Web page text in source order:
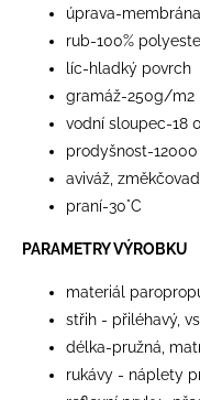
úprava-
rub-100%
líc-hladký povrch
gramáž-250g/m2
vodní sloupec-18
prodyšnost-
aviváž,
praní-30°C
PARAMETRY VÝROBKU
materiál
střih - přiléhavý,
délka-pružná,
rukávy - náplety